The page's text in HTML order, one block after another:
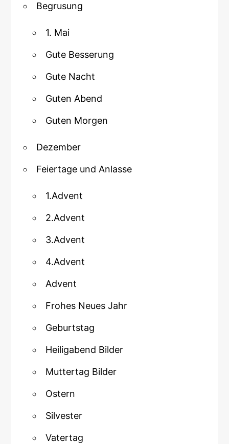
Begrusung
1. Mai
Gute Besserung
Gute Nacht
Guten Abend
Guten Morgen
Dezember
Feiertage und Anlasse
1.Advent
2.Advent
3.Advent
4.Advent
Advent
Frohes Neues Jahr
Geburtstag
Heiligabend Bilder
Muttertag Bilder
Ostern
Silvester
Vatertag